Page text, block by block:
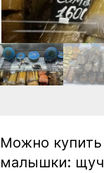
Можно
малышки: